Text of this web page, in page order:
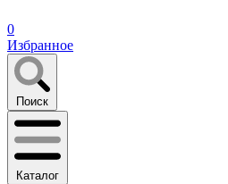
0
Избранное
Поиск
Каталог